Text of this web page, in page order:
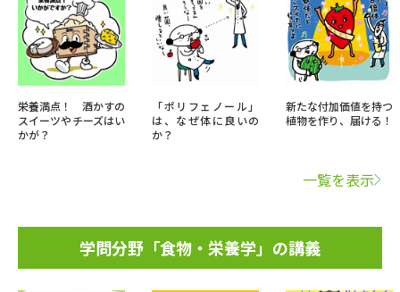
栄養満点！ 酒かすの
スイーツやチーズはい
かが？
「ポリフェノール」
は、なぜ体に良いの
か？
新たな付加価値を持つ
植物を作り、届ける！
一覧を表示
学問分野「食物・栄養学」の講義